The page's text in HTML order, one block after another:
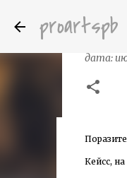
proartspb
дата:
дата:
Кейсс,